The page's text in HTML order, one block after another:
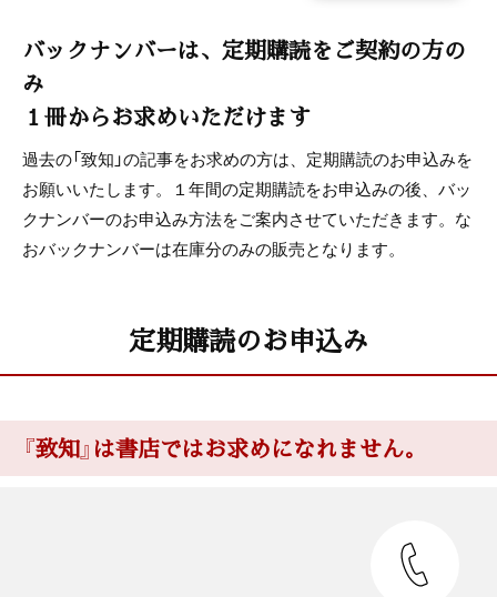
バックナンバーは、定期購読をご契約の方の
み
１冊からお求めいただけます
過去の「致知」の記事をお求めの方は、定期購読のお申込みを
お願いいたします。１年間の定期購読をお申込みの後、バッ
クナンバーのお申込み方法をご案内させていただきます。な
おバックナンバーは在庫分のみの販売となります。
定期購読のお申込み
『致知』は書店ではお求めになれません。